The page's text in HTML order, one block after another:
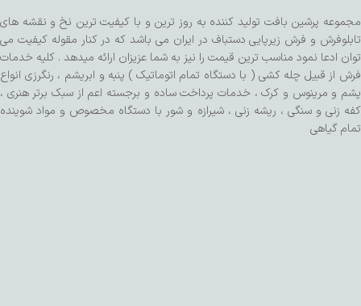
مجموعه پرشین بافت تولید کننده به روز ترین و با کیفیت ترین نخ و نقشه های
تابلوفرش و فرش زیرپایی دستباف در ایران می باشد که در کنار مقوله کیفیت می
توان ادعا نمود مناسب ترین قیمت را نیز به شما عزیزان ارائه میدهد . کلیه خدمات
فرش از قبیل چله کشی ( با دستگاه تمام اتوماتیک ) پنبه و ابریشم ، رنگرزی انواع
پشم و مرینوس و کرک ، خدمات پرداخت ساده و برجسته اعم از سبک برتر هنری ،
کفه زنی و سنگی ، ریشه زنی ، شیرازه و شور با دستگاه مخصوص و مواد شوینده
تمام گیاهی